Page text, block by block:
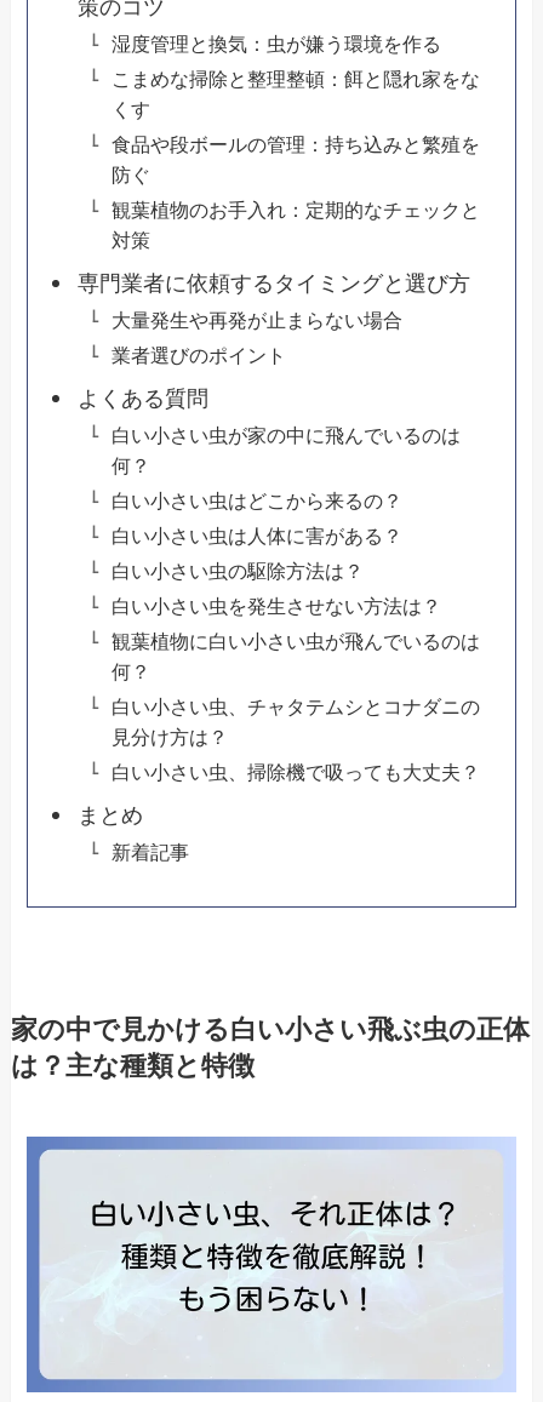
策のコツ
湿度管理と換気：虫が嫌う環境を作る
こまめな掃除と整理整頓：餌と隠れ家をな
くす
食品や段ボールの管理：持ち込みと繁殖を
防ぐ
観葉植物のお手入れ：定期的なチェックと
対策
専門業者に依頼するタイミングと選び方
大量発生や再発が止まらない場合
業者選びのポイント
よくある質問
白い小さい虫が家の中に飛んでいるのは
何？
白い小さい虫はどこから来るの？
白い小さい虫は人体に害がある？
白い小さい虫の駆除方法は？
白い小さい虫を発生させない方法は？
観葉植物に白い小さい虫が飛んでいるのは
何？
白い小さい虫、チャタテムシとコナダニの
見分け方は？
白い小さい虫、掃除機で吸っても大丈夫？
まとめ
新着記事
家の中で見かける白い小さい飛ぶ虫の正体
は？主な種類と特徴